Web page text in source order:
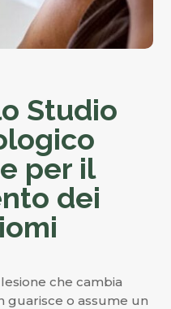
Studio
per il
dei
che cambia
guarisce o assume un